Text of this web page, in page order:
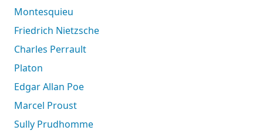
Montesquieu
Friedrich Nietzsche
Charles Perrault
Platon
Edgar Allan Poe
Marcel Proust
Sully Prudhomme